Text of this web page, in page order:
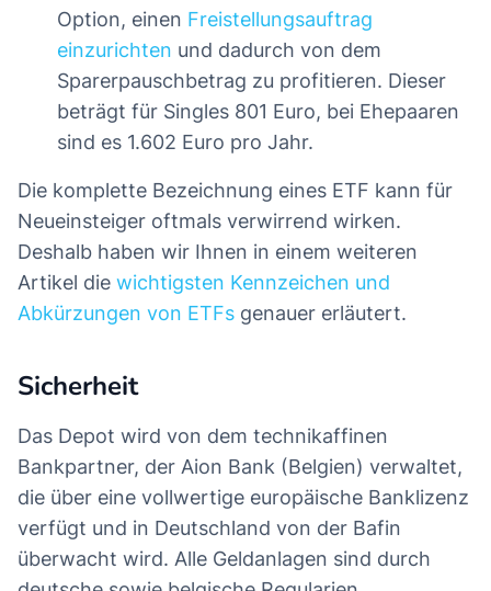
Option, einen Freistellungsauftrag
einzurichten und dadurch von dem
Sparerpauschbetrag zu profitieren. Dieser
beträgt für Singles 801 Euro, bei Ehepaaren
sind es 1.602 Euro pro Jahr.
Die komplette Bezeichnung eines ETF kann für
Neueinsteiger oftmals verwirrend wirken.
Deshalb haben wir Ihnen in einem weiteren
Artikel die wichtigsten Kennzeichen und
Abkürzungen von ETFs genauer erläutert.
Sicherheit
Das Depot wird von dem technikaffinen
Bankpartner, der Aion Bank (Belgien) verwaltet,
die über eine vollwertige europäische Banklizenz
verfügt und in Deutschland von der Bafin
überwacht wird. Alle Geldanlagen sind durch